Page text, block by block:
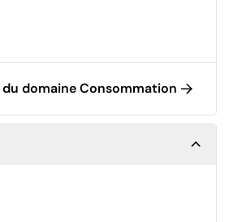
domaine Consommation